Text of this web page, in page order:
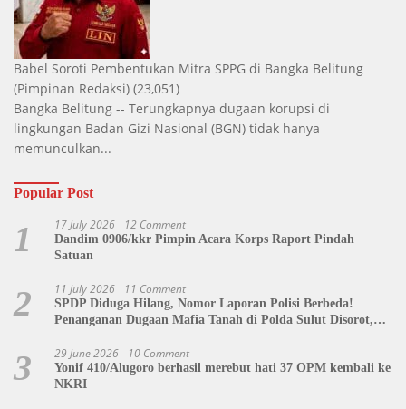
Babel Soroti Pembentukan Mitra SPPG di Bangka Belitung
(Pimpinan Redaksi) (23,051)
Bangka Belitung -- Terungkapnya dugaan korupsi di
lingkungan Badan Gizi Nasional (BGN) tidak hanya
memunculkan...
Popular Post
1 17 July 2026 12 Comment
Dandim 0906/kkr Pimpin Acara Korps Raport Pindah
Satuan
2 11 July 2026 11 Comment
SPDP Diduga Hilang, Nomor Laporan Polisi Berbeda!
Penanganan Dugaan Mafia Tanah di Polda Sulut Disorot,
3 29 June 2026 10 Comment
Yonif 410/Alugoro berhasil merebut hati 37 OPM kembali ke
NKRI